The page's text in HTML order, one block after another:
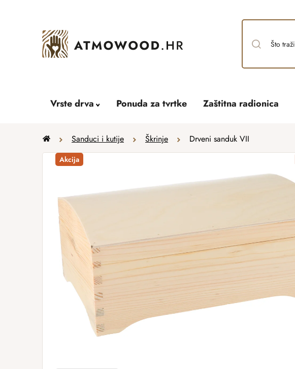
Vrste drva Ponuda za tvrtke Zaštitna radionica
Home Sanduci i kutije Škrinje Drveni sanduk VII
Akcija